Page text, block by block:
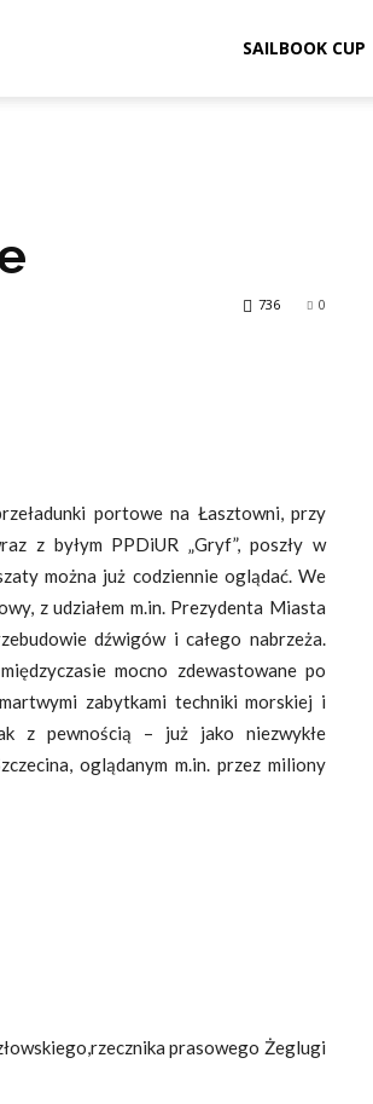
SAILBOOK CUP
0
736
portowe na Łasztowni, przy
z byłym PPDiUR „Gryf”, poszły w
można już codziennie oglądać. We
z udziałem m.in. Prezydenta Miasta
dźwigów i całego nabrzeża.
mocno zdewastowane po
zabytkami techniki morskiej i
z pewnością – już jako niezwykłe
oglądanym m.in. przez miliony
prasowego Żeglugi